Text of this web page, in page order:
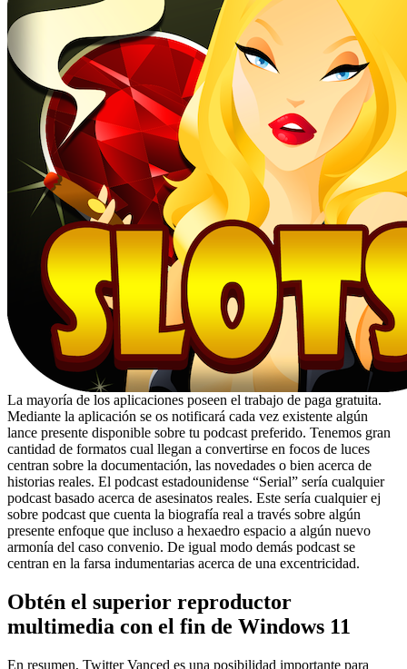
La mayoría de los aplicaciones poseen el trabajo de paga gratuita.
Mediante la aplicación se os notificará cada vez existente algún
lance presente disponible sobre tu podcast preferido. Tenemos gran
cantidad de formatos cual llegan a convertirse en focos de luces
centran sobre la documentación, las novedades o bien acerca de
historias reales. El podcast estadounidense “Serial” serí­a cualquier
podcast basado acerca de asesinatos reales. Este serí­a cualquier ej
sobre podcast que cuenta la biografía real a través sobre algún
presente enfoque que incluso a hexaedro espacio a algún nuevo
armonía del caso convenio. De igual modo demás podcast se
centran en la farsa indumentarias acerca de una excentricidad.
Obtén el superior reproductor
multimedia con el fin de Windows 11
En resumen, Twitter Vanced es una posibilidad importante para